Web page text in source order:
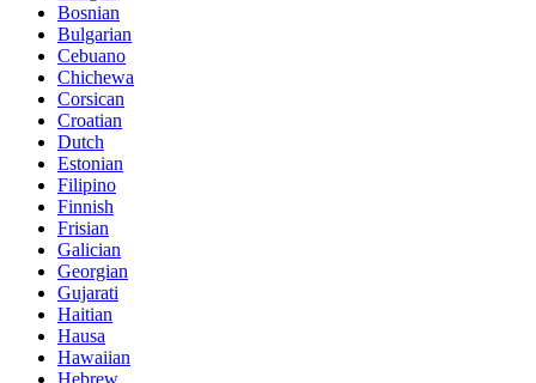
Bosnian
Bulgarian
Cebuano
Chichewa
Corsican
Croatian
Dutch
Estonian
Filipino
Finnish
Frisian
Galician
Georgian
Gujarati
Haitian
Hausa
Hawaiian